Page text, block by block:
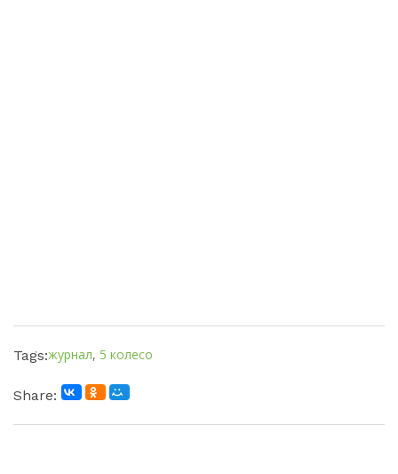
Tags:журнал, 5 колесо
Share: